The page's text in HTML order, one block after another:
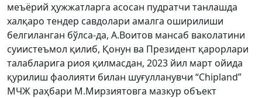
меъёрий ҳужжатларга асосан пудратчи танлашда
халқаро тендер савдолари амалга оширилиши
белгиланган бўлса-да, А.Воитов мансаб ваколатини
суиистеъмол қилиб, Қонун ва Президент қарорлари
талабларига риоя қилмасдан, 2023 йил март ойида
қурилиш фаолияти билан шуғулланувчи “Сhipland”
МЧЖ раҳбари М.Мирзиятовга мазкур объект